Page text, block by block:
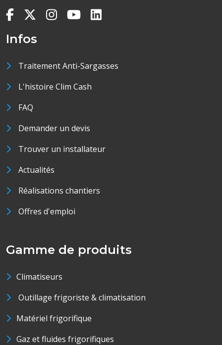
Infos
Traitement Anti-Sargasses
L'histoire Clim Cash
FAQ
Demander un devis
Trouver un installateur
Actualités
Réalisations chantiers
Offres d'emploi
Gamme de produits
Climatiseurs
Outillage frigoriste & climatisation
Matériel frigorifique
Gaz et fluides frigorifiques